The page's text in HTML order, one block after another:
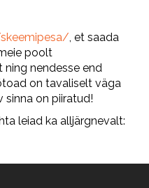
, et saada
poolt
nendesse end
on tavaliselt väga
sinna on piiratud!
leiad ka alljärgnevalt: